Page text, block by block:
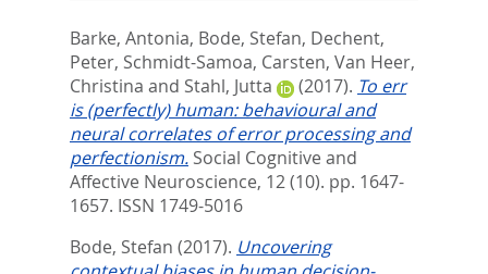
Barke, Antonia, Bode, Stefan, Dechent,
Peter, Schmidt-Samoa, Carsten, Van Heer,
Christina and Stahl, Jutta (2017). To err
is (perfectly) human: behavioural and
neural correlates of error processing and
perfectionism. Social Cognitive and
Affective Neuroscience, 12 (10). pp. 1647-
1657. ISSN 1749-5016
Bode, Stefan (2017). Uncovering